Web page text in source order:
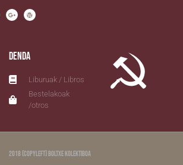
Denda
Liburuak / Libros
Bestelakoak
/otros
2018 (copyleft) Boltxe Kolektiboa